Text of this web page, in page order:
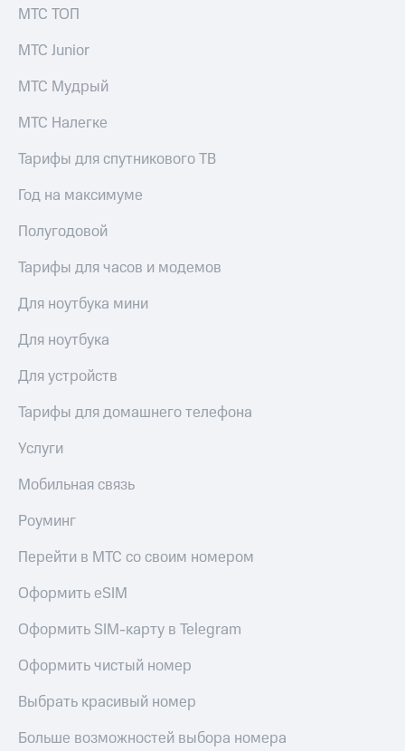
МТС ТОП
МТС Junior
МТС Мудрый
МТС Налегке
Тарифы для спутникового ТВ
Год на максимуме
Полугодовой
Тарифы для часов и модемов
Для ноутбука мини
Для ноутбука
Для устройств
Тарифы для домашнего телефона
Услуги
Мобильная связь
Роуминг
Перейти в МТС со своим номером
Оформить eSIM
Оформить SIM-карту в Telegram
Оформить чистый номер
Выбрать красивый номер
Больше возможностей выбора номера